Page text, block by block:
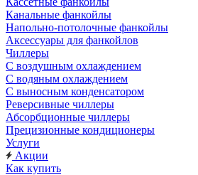
Канальные фанкойлы
Напольно-потолочные фанкойлы
Аксессуары для фанкойлов
Чиллеры
С воздушным охлаждением
С водяным охлаждением
С выносным конденсатором
Реверсивные чиллеры
Абсорбционные чиллеры
Прецизионные кондиционеры
Услуги
Акции
Как купить